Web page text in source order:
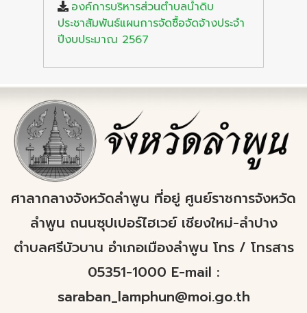
องค์การบริหารส่วนตำบลน้ำดิบ
ประชาสัมพันธ์แผนการจัดซื้อจัดจ้างประจำ
ปีงบประมาณ 2567
ศาลากลางจังหวัดลำพูน ที่อยู่ ศูนย์ราชการจังหวัด
ลำพูน ถนนซุปเปอร์ไฮเวย์ เชียงใหม่-ลำปาง
ตำบลศรีบัวบาน อำเภอเมืองลำพูน โทร / โทรสาร
05351-1000 E-mail :
saraban_lamphun@moi.go.th